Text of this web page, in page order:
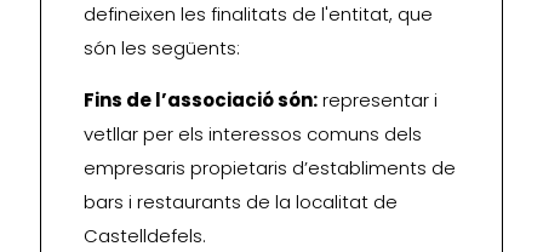
defineixen les finalitats de l'entitat, que
són les següents:
Fins de l’associació són:representar i
vetllar per els interessos comuns dels
empresaris propietaris d’establiments de
bars i restaurants de la localitat de
Castelldefels.